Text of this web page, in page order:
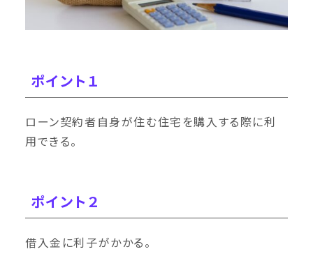
ポイント１
ローン契約者自身が住む住宅を購入する際に利
用できる。
ポイント２
借入金に利子がかかる。